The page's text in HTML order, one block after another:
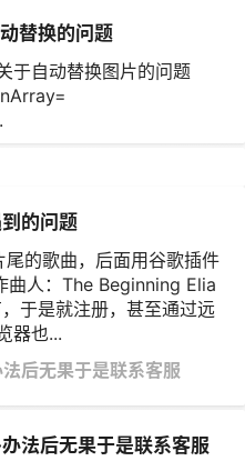
替换的问题
自动替换图片的问题
的问题
的歌曲，后面用谷歌插件
曲人：The Beginning Elia
于是就注册，甚至通过远
器也...
后无果于是联系客服
法后无果于是联系客服